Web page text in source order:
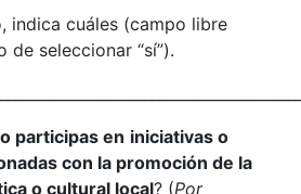
indica cuáles (campo libre
seleccionar “sí”).
participas en iniciativas o
con la promoción de la
o cultural local? (Por